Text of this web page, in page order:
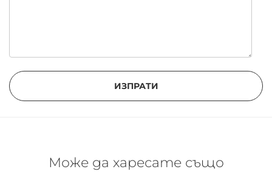
ИЗПРАТИ
Може да харесате също